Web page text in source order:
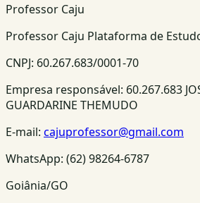
Professor Caju
Professor Caju Plataforma de
CNPJ: 60.267.683/0001-70
Empresa responsável: 60.267.683
GUARDARINE THEMUDO
E-mail: cajuprofessor@gmail.com
WhatsApp: (62) 98264-6787
Goiânia/GO